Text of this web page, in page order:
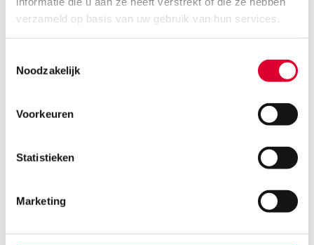
verzameld op basis van uw gebruik van hun services.
Noodzakelijk
Voorkeuren
Statistieken
Marketing
maatschappelijk verkeer met het oogmerk om
beoordeling hiervan wordt onder meer gekeken naar
ondernemersrisico, de omvang van inkomsten en
onderneming drijft. De omzet (van € 203) is